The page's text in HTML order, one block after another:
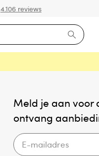
4.106 reviews
Meld je aan voor
ontvang